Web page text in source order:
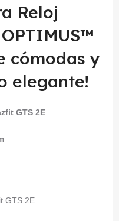
Reloj
cómodas y
elegante!
GTS 2E
GTS 2E